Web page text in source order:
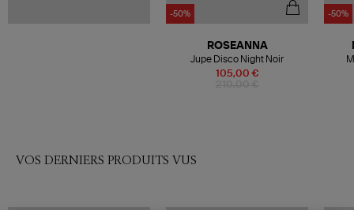
-50%
105,00 €
ROSEANNA
Jupe Disco Night Noir
-50%
VOS DERNIERS PRODUITS VUS